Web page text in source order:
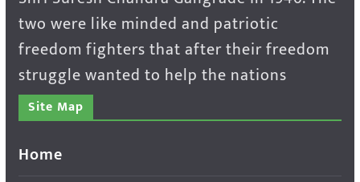
two were like minded and patriotic
freedom fighters that after their freedom
struggle wanted to help the nations
Site Map
Home